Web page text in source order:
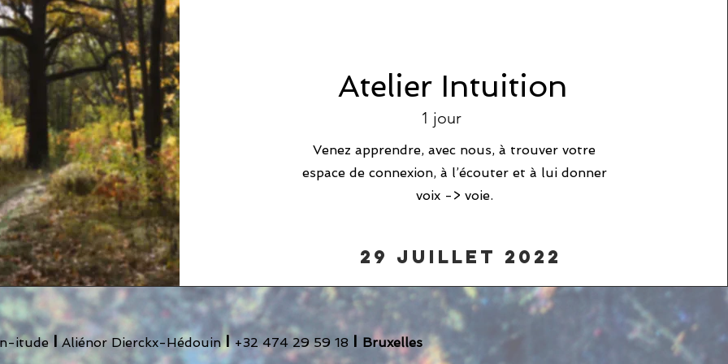
Atelier Intuition
1 jour
Venez apprendre, avec nous, à trouver votre
espace de connexion, à l’écouter et à lui donner
voix -> voie.
29 juillet 2022
itude I Aliénor Dierckx-HédouinI+32 474 29 59 18 I Bruxelles